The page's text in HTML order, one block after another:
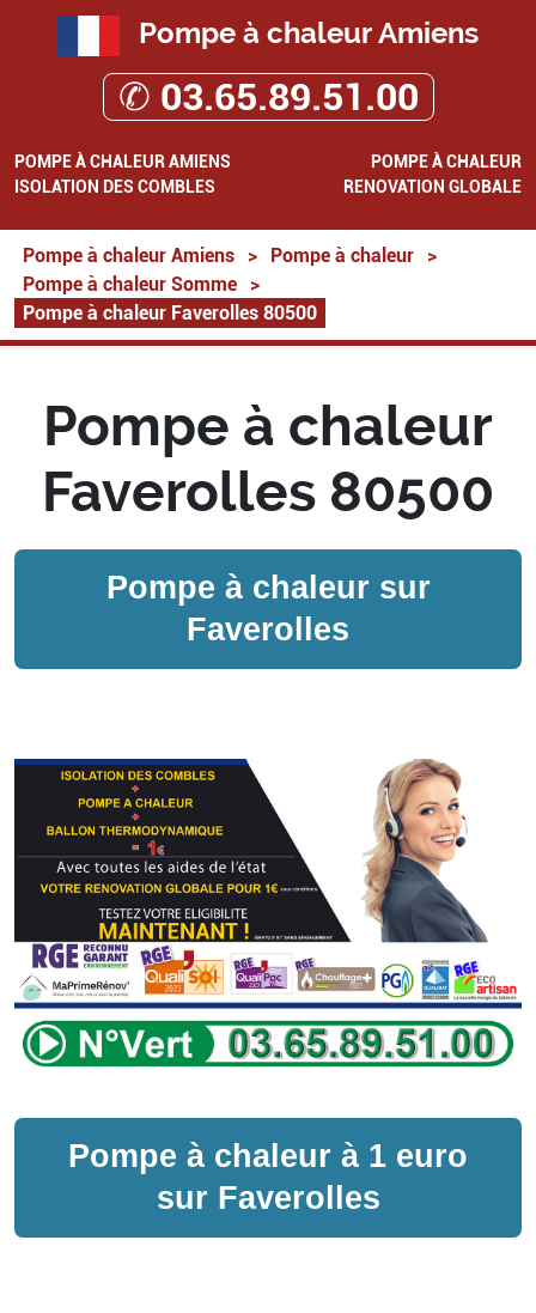
Pompe à chaleur Amiens
✆ 03.65.89.51.00
POMPE À CHALEUR AMIENS
POMPE À CHALEUR
ISOLATION DES COMBLES
RENOVATION GLOBALE
Pompe à chaleur Amiens > Pompe à chaleur
>
Pompe à chaleur Somme
>
Pompe à chaleur Faverolles 80500
Pompe à chaleur
Faverolles 80500
Pompe à chaleur sur
Faverolles
Pompe à chaleur à 1 euro
sur Faverolles